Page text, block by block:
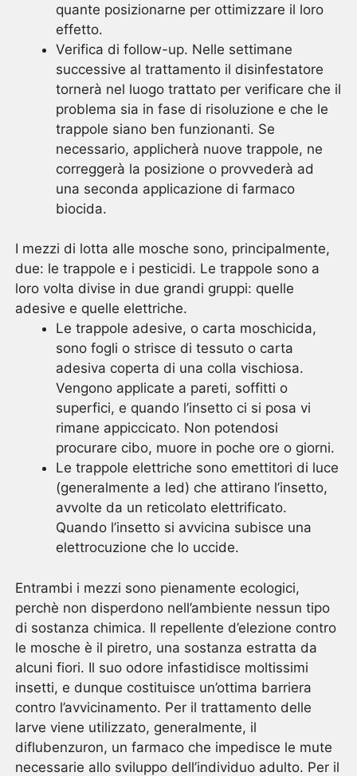
quante posizionarne per ottimizzare il loro
effetto.
Verifica di follow-up. Nelle settimane
successive al trattamento il disinfestatore
tornerà nel luogo trattato per verificare che il
problema sia in fase di risoluzione e che le
trappole siano ben funzionanti. Se
necessario, applicherà nuove trappole, ne
correggerà la posizione o provvederà ad
una seconda applicazione di farmaco
biocida.
I mezzi di lotta alle mosche sono, principalmente,
due: le trappole e i pesticidi. Le trappole sono a
loro volta divise in due grandi gruppi: quelle
adesive e quelle elettriche.
Le trappole adesive, o carta moschicida,
sono fogli o strisce di tessuto o carta
adesiva coperta di una colla vischiosa.
Vengono applicate a pareti, soffitti o
superfici, e quando l’insetto ci si posa vi
rimane appiccicato. Non potendosi
procurare cibo, muore in poche ore o giorni.
Le trappole elettriche sono emettitori di luce
(generalmente a led) che attirano l’insetto,
avvolte da un reticolato elettrificato.
Quando l’insetto si avvicina subisce una
elettrocuzione che lo uccide.
Entrambi i mezzi sono pienamente ecologici,
perchè non disperdono nell’ambiente nessun tipo
di sostanza chimica. Il repellente d’elezione contro
le mosche è il piretro, una sostanza estratta da
alcuni fiori. Il suo odore infastidisce moltissimi
insetti, e dunque costituisce un’ottima barriera
contro l’avvicinamento. Per il trattamento delle
larve viene utilizzato, generalmente, il
diflubenzuron, un farmaco che impedisce le mute
necessarie allo sviluppo dell’individuo adulto. Per il